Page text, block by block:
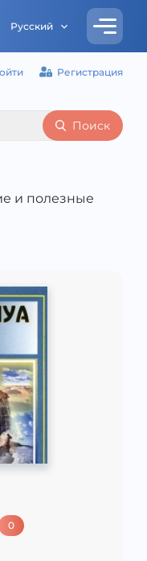
Русский
Регистрация
Поиск
и полезные
0